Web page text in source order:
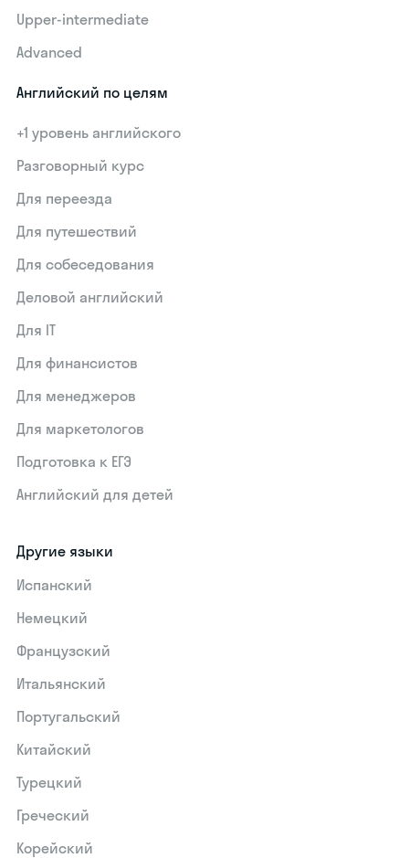
Upper-intermediate
Advanced
Английский по целям
+1 уровень английского
Разговорный курс
Для переезда
Для путешествий
Для собеседования
Деловой английский
Для IT
Для финансистов
Для менеджеров
Для маркетологов
Подготовка к ЕГЭ
Английский для детей
Другие языки
Испанский
Немецкий
Французский
Итальянский
Португальский
Китайский
Турецкий
Греческий
Корейский